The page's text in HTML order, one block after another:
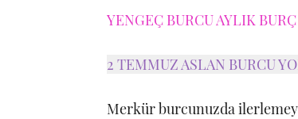
YENGEÇ BURCU AYLIK
2 TEMMUZ ASLAN BURCU
Merkür burcunuzda